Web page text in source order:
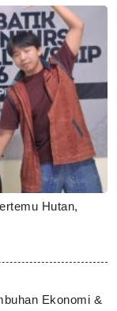
Hutan,
Ekonomi &